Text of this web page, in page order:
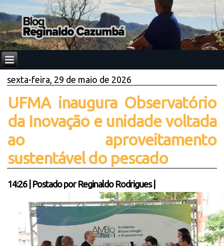
sexta-feira, 29 de maio de 2026
UFMA inaugura Observatório
da Inovação e unidade voltada
ao aproveitamento
sustentável do pescado
14:26| Postado por Reginaldo Rodrigues